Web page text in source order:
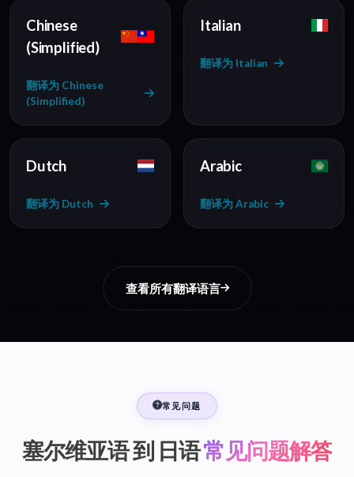
Chinese
(Simplified)
翻译为 Chinese
(Simplified)
Italian
翻译为 Italian
Dutch
翻译为 Dutch
Arabic
翻译为 Arabic
查看所有翻译语言
常见问题
塞尔维亚语 到 日语常见问题解答